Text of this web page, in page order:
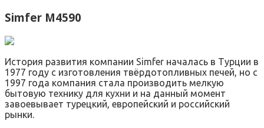
Simfer M4590
История развития компании Simfer началась в Турции в
1977 году с изготовления твёрдотопливных печей, но с
1997 года компания стала производить мелкую
бытовую технику для кухни и на данный момент
завоевывает турецкий, европейский и российский
рынки.